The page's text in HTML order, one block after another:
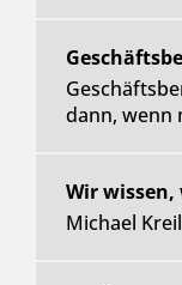
dann, wenn
Wir
Michael